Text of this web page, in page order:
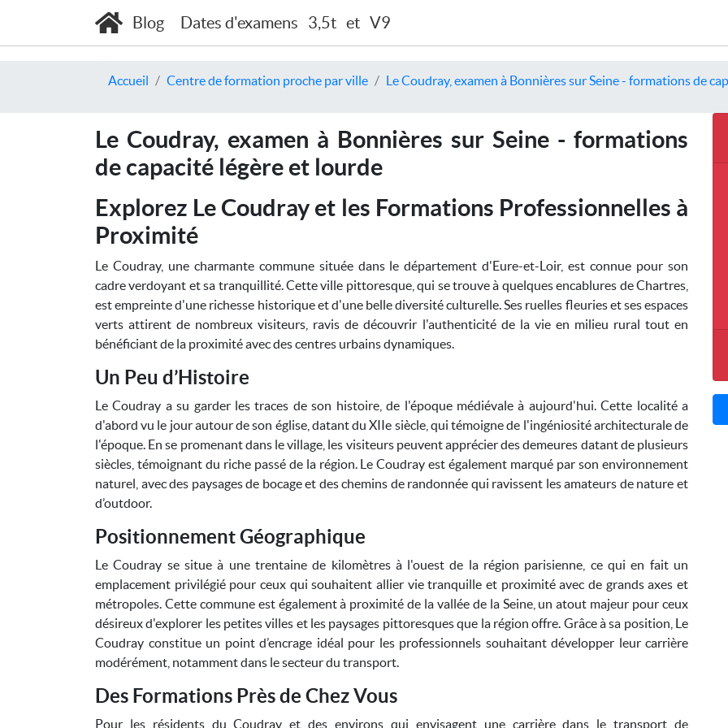
Blog Dates d'examens 3,5t et V9
Accueil Centre de formation proche par ville Le Coudray, examen à Bonnières sur Seine - formations de
Le Coudray, examen à Bonnières sur Seine - formations
de capacité légère et lourde
Explorez Le Coudray et les Formations Professionnelles à
Proximité
Le Coudray, une charmante commune située dans le département d'Eure-et-Loir, est connue pour son
cadre verdoyant et sa tranquillité. Cette ville pittoresque, qui se trouve à quelques encablures de Chartres,
est empreinte d'une richesse historique et d'une belle diversité culturelle. Ses ruelles fleuries et ses espaces
verts attirent de nombreux visiteurs, ravis de découvrir l'authenticité de la vie en milieu rural tout en
bénéficiant de la proximité avec des centres urbains dynamiques.
Un Peu d’Histoire
Le Coudray a su garder les traces de son histoire, de l'époque médiévale à aujourd'hui. Cette localité a
d'abord vu le jour autour de son église, datant du XIIe siècle, qui témoigne de l'ingéniosité architecturale de
l'époque. En se promenant dans le village, les visiteurs peuvent apprécier des demeures datant de plusieurs
siècles, témoignant du riche passé de la région. Le Coudray est également marqué par son environnement
naturel, avec des paysages de bocage et des chemins de randonnée qui ravissent les amateurs de nature et
d’outdoor.
Positionnement Géographique
Le Coudray se situe à une trentaine de kilomètres à l'ouest de la région parisienne, ce qui en fait un
emplacement privilégié pour ceux qui souhaitent allier vie tranquille et proximité avec de grands axes et
métropoles. Cette commune est également à proximité de la vallée de la Seine, un atout majeur pour ceux
désireux d'explorer les petites villes et les paysages pittoresques que la région offre. Grâce à sa position, Le
Coudray constitue un point d’encrage idéal pour les professionnels souhaitant développer leur carrière
modérément, notamment dans le secteur du transport.
Des Formations Près de Chez Vous
Pour les résidents du Coudray et des environs qui envisagent une carrière dans le transport de